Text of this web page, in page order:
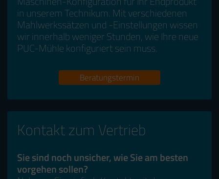
in unserem Technikum. Mit verschiedenen
Mahlwerkssätzen und -Einstellungen wissen
wir innerhalb weniger Stunden, wie Ihre neue
PUC-Mühle konfiguriert sein muss.
Beratungstermin
Kontakt zum Vertrieb
Sie sind noch unsicher, wie Sie am besten
vorgehen sollen?